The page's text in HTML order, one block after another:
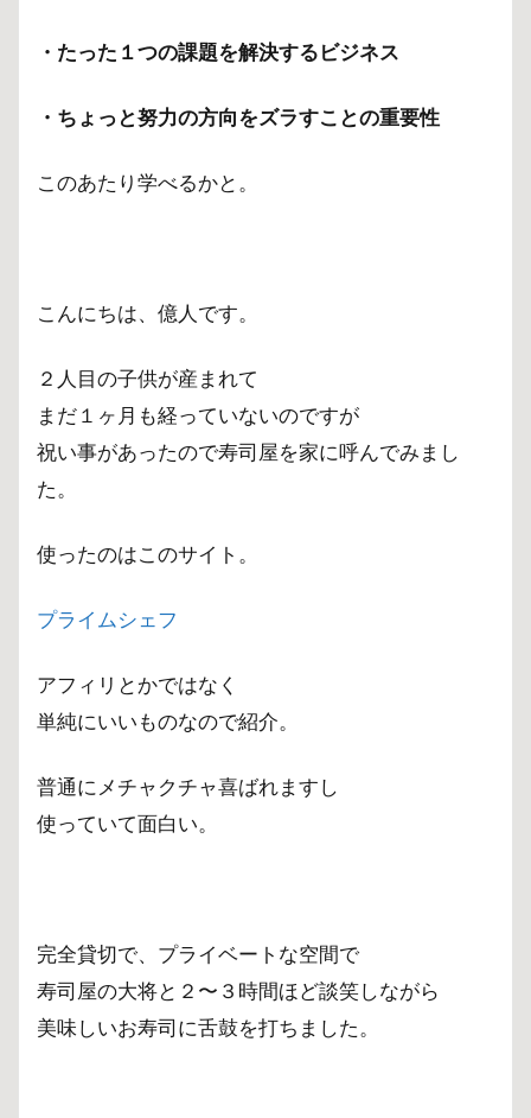
・たった１つの課題を解決するビジネス
・ちょっと努力の方向をズラすことの重要性
このあたり学べるかと。
こんにちは、億人です。
２人目の子供が産まれて
まだ１ヶ月も経っていないのですが
祝い事があったので寿司屋を家に呼んでみまし
た。
使ったのはこのサイト。
プライムシェフ
アフィリとかではなく
単純にいいものなので紹介。
普通にメチャクチャ喜ばれますし
使っていて面白い。
完全貸切で、プライベートな空間で
寿司屋の大将と２〜３時間ほど談笑しながら
美味しいお寿司に舌鼓を打ちました。